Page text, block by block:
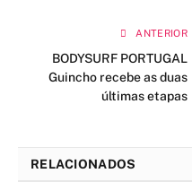
ANTERIOR
BODYSURF PORTUGAL
Guincho recebe as duas
últimas etapas
RELACIONADOS